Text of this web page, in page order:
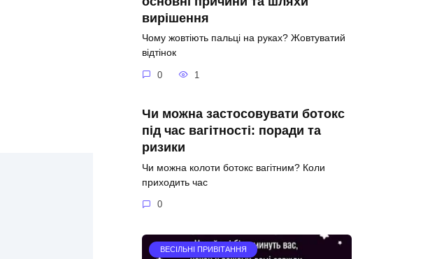
вирішення
Чому жовтіють пальці на руках? Жовтуватий
відтінок
0 1
Чи можна застосовувати ботокс
під час вагітності: поради та
ризики
Чи можна колоти ботокс вагітним? Коли
приходить час
0
ВЕСІЛЬНІ ПРИВІТАННЯ